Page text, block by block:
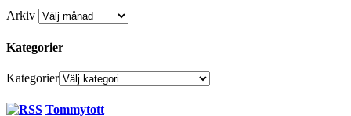
Arkiv
Kategorier
Kategorier
Tommytott